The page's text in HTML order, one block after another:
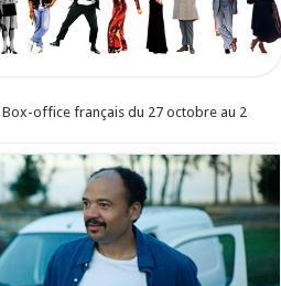
Box-office français du 27 octobre au 2